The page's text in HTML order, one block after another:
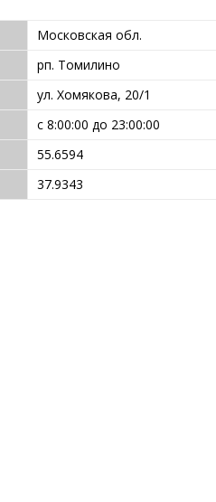
Московская обл.
рп. Томилино
ул. Хомякова, 20/1
с 8:00:00 до 23:00:00
55.6594
37.9343